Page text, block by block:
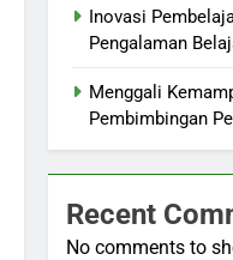
Inovasi
Pengalaman
Menggali
Pembimbingan
Recent
No comments to